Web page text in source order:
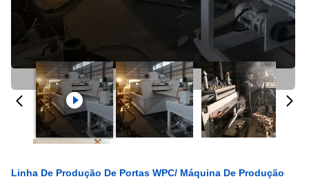
Linha De Produção De Portas WPC/ Máquina De Produção